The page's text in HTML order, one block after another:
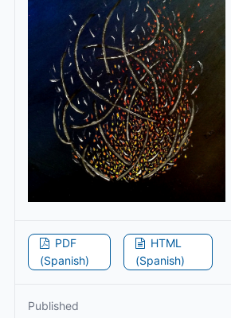
PDF
(Spanish)
HTML
(Spanish)
Published